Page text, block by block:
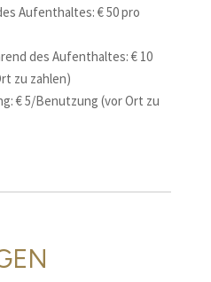
Aufenthaltes: € 50 pro
des Aufenthaltes: € 10
zu zahlen)
€ 5/Benutzung (vor Ort zu